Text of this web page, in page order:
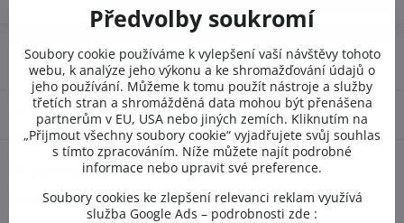
Doručení
Diskuse 0
Potřebujete poradit s
objednávkou?
Předvolby soukromí
Soubory cookie používáme k vylepšení vaší návštěvy tohoto
webu, k analýze jeho výkonu a ke shromažďování údajů o
jeho používání. Můžeme k tomu použít nástroje a služby
třetích stran a shromážděná data mohou být přenášena
partnerům v EU, USA nebo jiných zemích. Kliknutím na
„Přijmout všechny soubory cookie“ vyjadřujete svůj souhlas
s tímto zpracováním. Níže můžete najít podrobné
informace nebo upravit své preference.
Soubory cookies ke zlepšení relevanci reklam využívá
služba Google Ads – podrobnosti zde :